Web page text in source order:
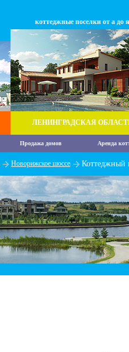
коттеджные поселки от а до я
ЛЕНИНГРАДСКАЯ
Продажа домов Аренда
Новорижское шоссе Коттеджный